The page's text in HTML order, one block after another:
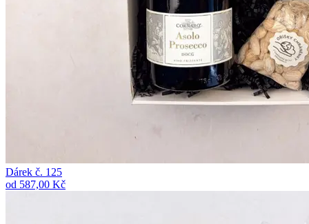
Dárek č. 125
od 587,00 Kč